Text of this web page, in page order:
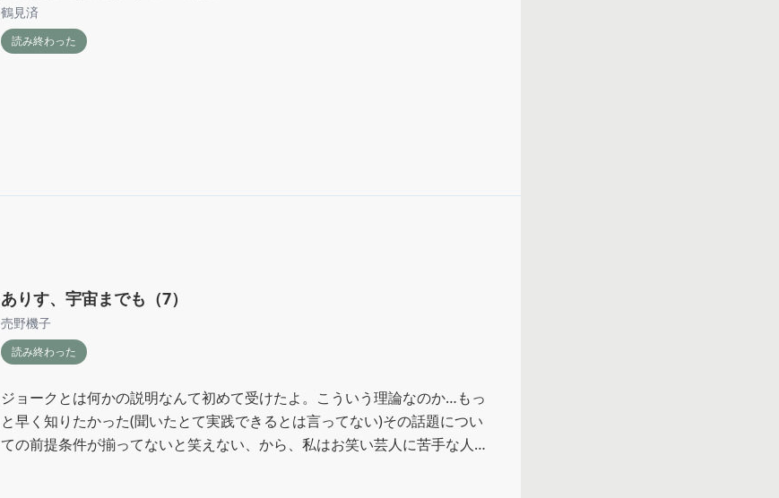
鶴見済
読み終わった
ありす、宇宙までも（7）
売野機子
読み終わった
ジョークとは何かの説明なんて初めて受けたよ。こういう理論なのか…もっ
と早く知りたかった(聞いたとて実践できるとは言ってない)その話題につい
ての前提条件が揃ってないと笑えない、から、私はお笑い芸人に苦手な人が